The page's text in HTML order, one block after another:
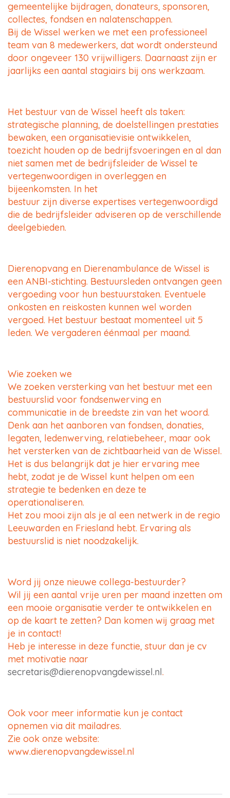
gemeentelijke bijdragen, donateurs, sponsoren,
collectes, fondsen en nalatenschappen.
Bij de Wissel werken we met een professioneel
team van 8 medewerkers, dat wordt ondersteund
door ongeveer 130 vrijwilligers. Daarnaast zijn er
jaarlijks een aantal stagiairs bij ons werkzaam.
Het bestuur van de Wissel heeft als taken:
strategische planning, de doelstellingen prestaties
bewaken, een organisatievisie ontwikkelen,
toezicht houden op de bedrijfsvoeringen en al dan
niet samen met de bedrijfsleider de Wissel te
vertegenwoordigen in overleggen en
bijeenkomsten. In het
bestuur zijn diverse expertises vertegenwoordigd
die de bedrijfsleider adviseren op de verschillende
deelgebieden.
Dierenopvang en Dierenambulance de Wissel is
een ANBI-stichting. Bestuursleden ontvangen geen
vergoeding voor hun bestuurstaken. Eventuele
onkosten en reiskosten kunnen wel worden
vergoed. Het bestuur bestaat momenteel uit 5
leden. We vergaderen éénmaal per maand.
Wie zoeken we
We zoeken versterking van het bestuur met een
bestuurslid voor fondsenwerving en
communicatie in de breedste zin van het woord.
Denk aan het aanboren van fondsen, donaties,
legaten, ledenwerving, relatiebeheer, maar ook
het versterken van de zichtbaarheid van de Wissel.
Het is dus belangrijk dat je hier ervaring mee
hebt, zodat je de Wissel kunt helpen om een
strategie te bedenken en deze te
operationaliseren.
Het zou mooi zijn als je al een netwerk in de regio
Leeuwarden en Friesland hebt. Ervaring als
bestuurslid is niet noodzakelijk.
Word jij onze nieuwe collega-bestuurder?
Wil jij een aantal vrije uren per maand inzetten om
een mooie organisatie verder te ontwikkelen en
op de kaart te zetten? Dan komen wij graag met
je in contact!
Heb je interesse in deze functie, stuur dan je cv
met motivatie naar
secretaris@dierenopvangdewissel.nl.
Ook voor meer informatie kun je contact
opnemen via dit mailadres.
Zie ook onze website:
www.dierenopvangdewissel.nl